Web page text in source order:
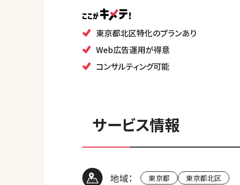
東京都北区特化のプランあり
Web広告運用が得意
コンサルティング可能
サービス情報
地域： 東京都 東京都北区